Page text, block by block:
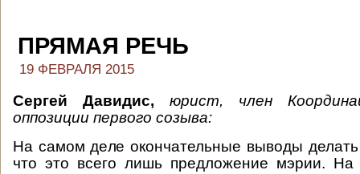
ПРЯМАЯ РЕЧЬ
19 ФЕВРАЛЯ 2015
Сергей Давидис,
юрист, член
оппозиции первого созыва:
На самом деле окончательные выводы
что это всего лишь предложение мэрии. На